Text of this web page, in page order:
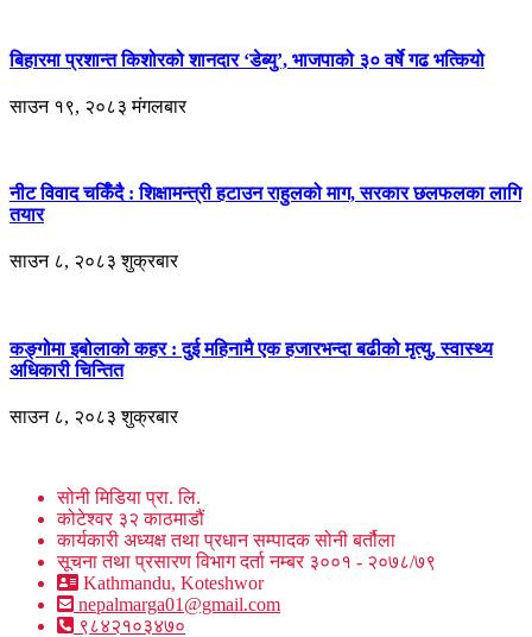
बिहारमा प्रशान्त किशोरको शानदार ‘डेब्यु’, भाजपाको ३० वर्षे गढ भत्कियो
साउन १९, २०८३ मंगलबार
नीट विवाद चर्किँदै : शिक्षामन्त्री हटाउन राहुलको माग, सरकार छलफलका लागि
तयार
साउन ८, २०८३ शुक्रबार
कङ्गोमा इबोलाको कहर : दुई महिनामै एक हजारभन्दा बढीको मृत्यु, स्वास्थ्य
अधिकारी चिन्तित
साउन ८, २०८३ शुक्रबार
सोनी मिडिया प्रा. लि.
कोटेश्वर ३२ काठमाडौं
कार्यकारी अध्यक्ष तथा प्रधान सम्पादक सोनी बर्तौला
सूचना तथा प्रसारण विभाग दर्ता नम्बर ३००१ - २०७८/७९
Kathmandu, Koteshwor
nepalmarga01@gmail.com
९८४२१०३४७०